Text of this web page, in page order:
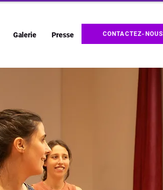
Galerie Presse CONTACTEZ-NOUS